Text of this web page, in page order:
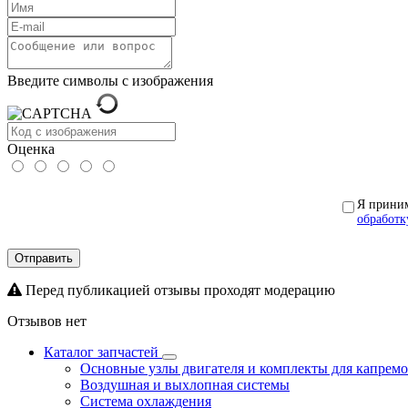
Введите символы с изображения
Оценка
Я
Отправить
Перед публикацией отзывы проходят модерацию
Отзывов нет
Каталог запчастей
Основные узлы двигателя и комплекты для
Воздушная и выхлопная системы
Система охлаждения